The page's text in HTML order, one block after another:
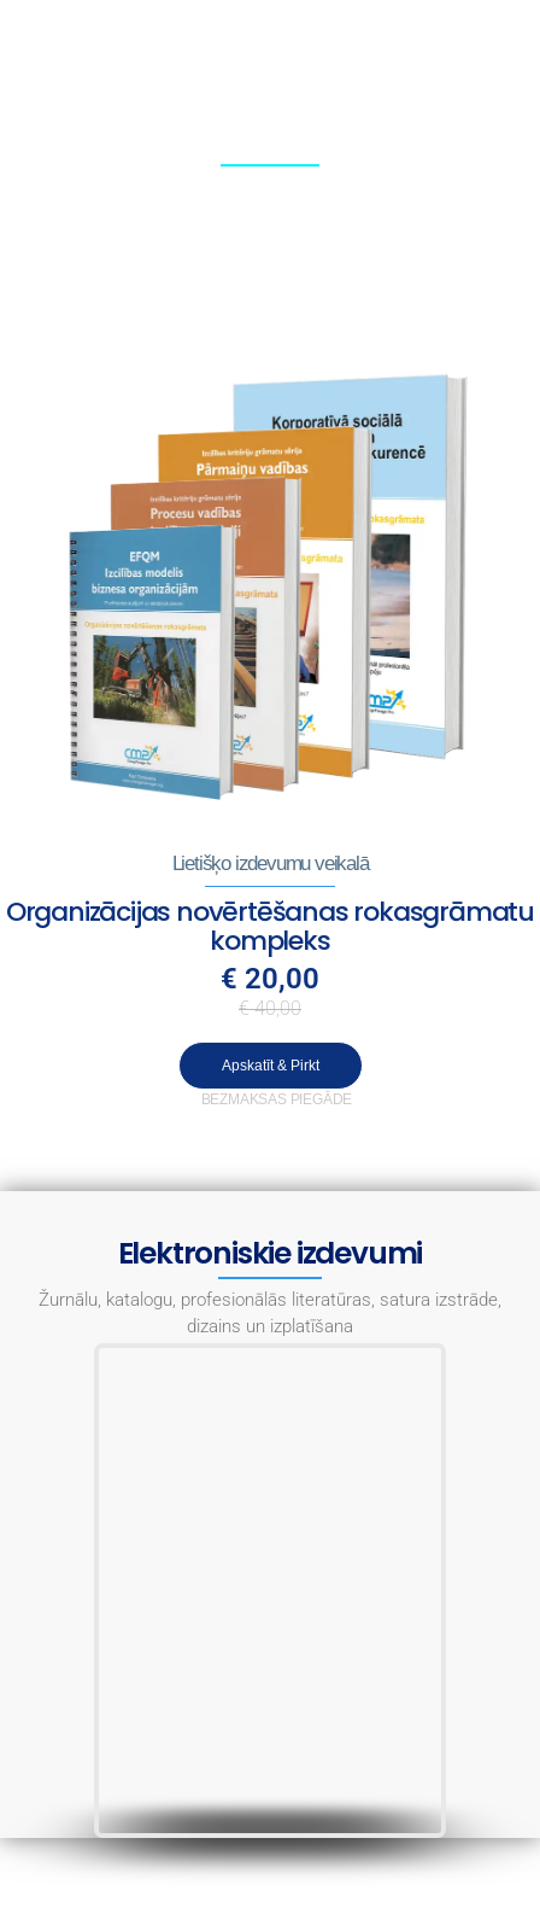
Lietišķo izdevumu veikalā
Organizācijas novērtēšanas rokasgrāmatu
kompleks
€ 20,00
€ 40,00
Apskatīt & Pirkt
BEZMAKSAS PIEGĀDE
Elektroniskie izdevumi
Žurnālu, katalogu, profesionālās literatūras, satura izstrāde,
dizains un izplatīšana